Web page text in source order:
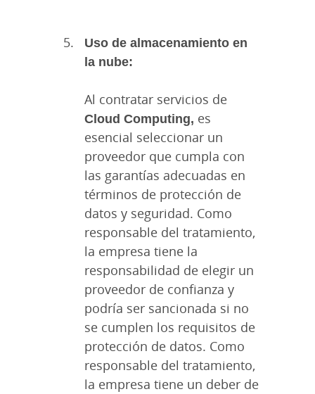
Uso de almacenamiento en
la nube:
Al contratar servicios de
Cloud Computing, es
esencial seleccionar un
proveedor que cumpla con
las garantías adecuadas en
términos de protección de
datos y seguridad. Como
responsable del tratamiento,
la empresa tiene la
responsabilidad de elegir un
proveedor de confianza y
podría ser sancionada si no
se cumplen los requisitos de
protección de datos. Como
responsable del tratamiento,
la empresa tiene un deber de